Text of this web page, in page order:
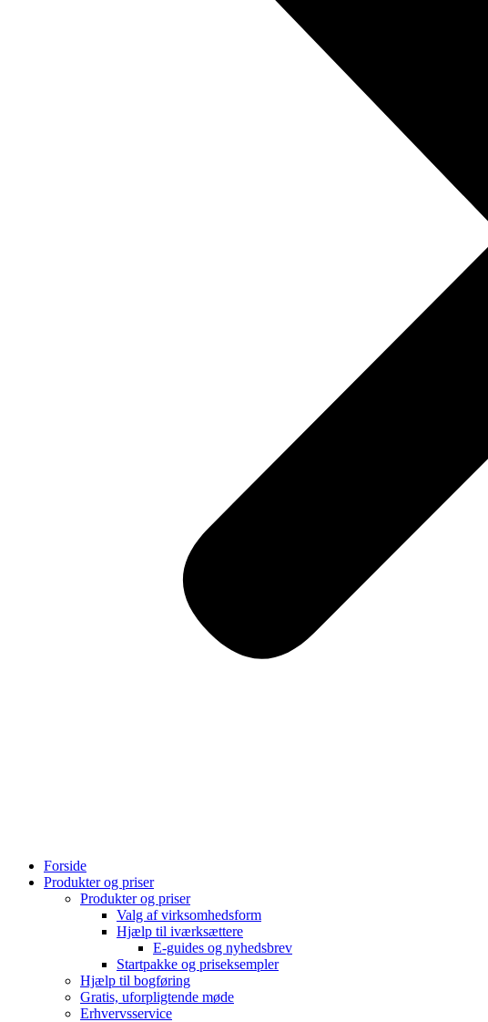
Forside
Produkter og priser
Produkter og priser
Valg af virksomhedsform
Hjælp til iværksættere
E-guides og nyhedsbrev
Startpakke og priseksempler
Hjælp til bogføring
Gratis, uforpligtende møde
Erhvervsservice